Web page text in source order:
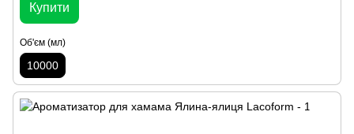
Купити
Об'єм (мл)
10000